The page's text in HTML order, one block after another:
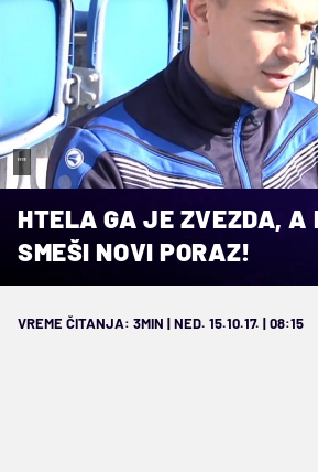
""
HTELA GA JE ZVEZDA, A
SMEŠI NOVI PORAZ!
VREME ČITANJA: 3MIN | NED. 15.10.17. | 08:15